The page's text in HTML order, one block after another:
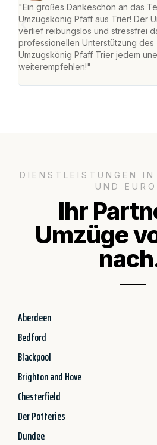
"Ein großes Dankeschön an das
Umzugskönig Pfaff aus Trier! Der
verlief reibungslos und stressfrei
professionellen Unterstützung des
Umzugskönig Pfaff Trier jedem
weiterempfehlen!"
DIENSTLEISTUNGEN IN
UND
Ihr
Umzüge
Aberdeen
Bedford
Blackpool
Brighton and Hove
Chesterfield
Der Potteries
Dundee